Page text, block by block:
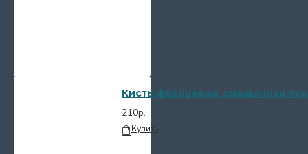
Кисть флейцевая, смещанная
210р.
Купить